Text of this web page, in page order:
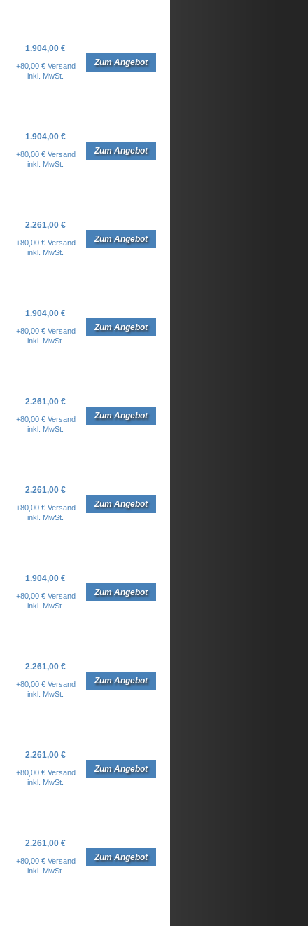
1.904,00 €
+80,00 € Versand
inkl. MwSt.
Zum Angebot
1.904,00 €
+80,00 € Versand
inkl. MwSt.
Zum Angebot
2.261,00 €
+80,00 € Versand
inkl. MwSt.
Zum Angebot
1.904,00 €
+80,00 € Versand
inkl. MwSt.
Zum Angebot
2.261,00 €
+80,00 € Versand
inkl. MwSt.
Zum Angebot
2.261,00 €
+80,00 € Versand
inkl. MwSt.
Zum Angebot
1.904,00 €
+80,00 € Versand
inkl. MwSt.
Zum Angebot
2.261,00 €
+80,00 € Versand
inkl. MwSt.
Zum Angebot
2.261,00 €
+80,00 € Versand
inkl. MwSt.
Zum Angebot
2.261,00 €
+80,00 € Versand
inkl. MwSt.
Zum Angebot